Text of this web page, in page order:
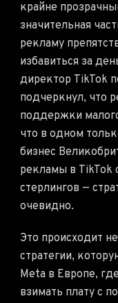
крайне
значительная
рекламу
избавиться за
директор TikTok
подчеркнул, что
поддержки
что в одном
бизнес
рекламы в TikTok
стерлингов —
очевидно.
Это происходит
стратегии,
Meta в Европе,
взимать плату с